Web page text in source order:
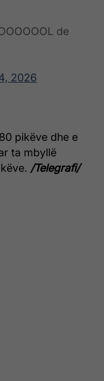
de
2026
pikëve dhe e
ta mbyllë
/Telegrafi/